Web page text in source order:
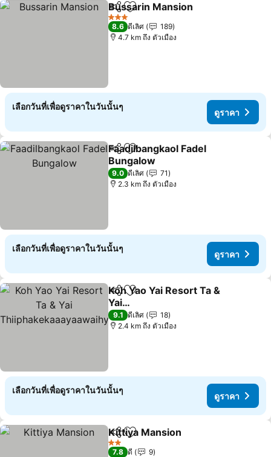
แชร์ เพิ่มในรายการโปรด
Bussarin Mansion
3 ดาว
8.6 ดีเลิศ
189
4.7 km ถึง ตัวเมือง
เลือกวันที่เพื่อดูราคาในวันนั้นๆ
ดูราคา
แชร์ เพิ่มในรายการโปรด
Faadilbangkaol Fadel
Bungalow
ดูราคา
9.0 ดีเลิศ
71
2.3 km ถึง ตัวเมือง
เลือกวันที่เพื่อดูราคาในวันนั้นๆ
ดูราคา
แชร์ เพิ่มในรายการโปรด
Koh Yao Yai Resort Ta &
Yai
Thiiphakekaaayaawaihyta
akabyaayriis`rth
ดูราคา
9.1 ดีเลิศ
18
2.4 km ถึง ตัวเมือง
เลือกวันที่เพื่อดูราคาในวันนั้นๆ
ดูราคา
แชร์ เพิ่มในรายการโปรด
Kittiya Mansion
2 ดาว
7.8 ดี
9